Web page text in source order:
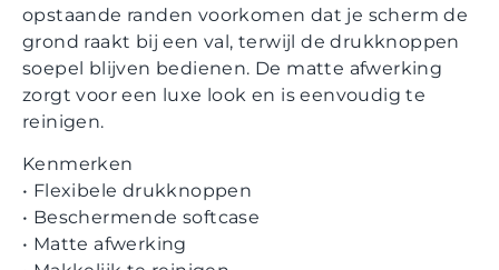
opstaande randen voorkomen dat je scherm de
grond raakt bij een val, terwijl de drukknoppen
soepel blijven bedienen. De matte afwerking
zorgt voor een luxe look en is eenvoudig te
reinigen.
Kenmerken
• Flexibele drukknoppen
• Beschermende softcase
• Matte afwerking